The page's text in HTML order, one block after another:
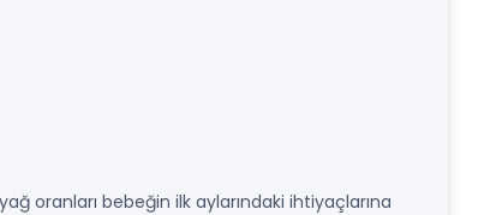
oranları bebeğin ilk aylarındaki ihtiyaçlarına